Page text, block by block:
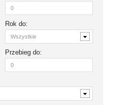
Rok do:
Przebieg do: